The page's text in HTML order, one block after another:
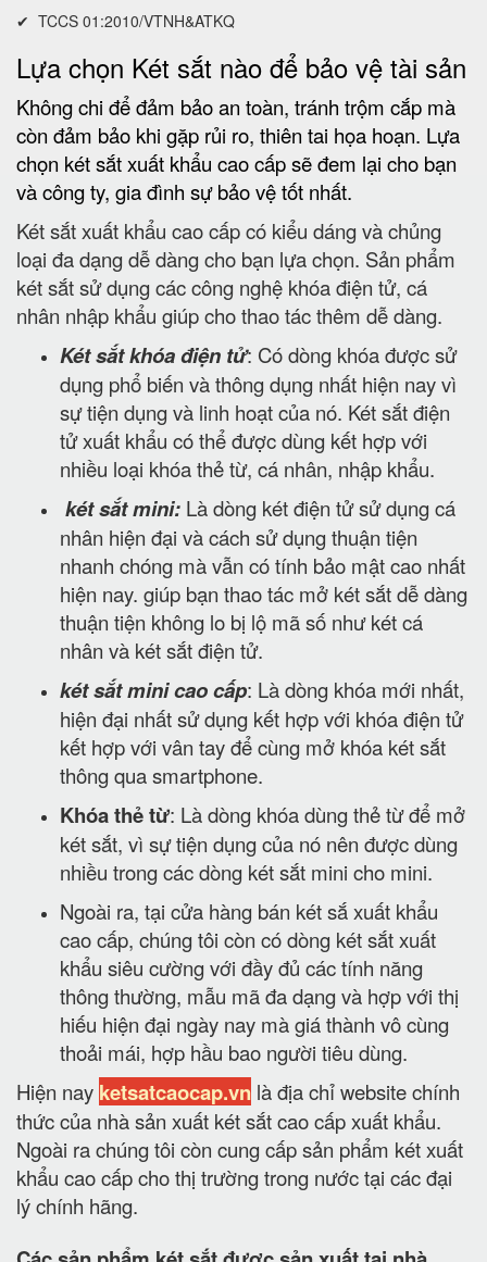
✔ TCCS 01:2010/VTNH&ATKQ
Lựa chọn Két sắt nào để bảo vệ tài sản
Không chi để đảm bảo an toàn, tránh trộm cắp mà
còn đảm bảo khi gặp rủi ro, thiên tai họa hoạn. Lựa
chọn két sắt xuất khẩu cao cấp sẽ đem lại cho bạn
và công ty, gia đình sự bảo vệ tốt nhất.
Két sắt xuất khẩu cao cấp có kiểu dáng và chủng
loại đa dạng dễ dàng cho bạn lựa chọn. Sản phẩm
két sắt sử dụng các công nghệ khóa điện tử, cá
nhân nhập khẩu giúp cho thao tác thêm dễ dàng.
Két sắt khóa điện tử: Có dòng khóa được sử
dụng phổ biến và thông dụng nhất hiện nay vì
sự tiện dụng và linh hoạt của nó. Két sắt điện
tử xuất khẩu có thể được dùng kết hợp với
nhiều loại khóa thẻ từ, cá nhân, nhập khẩu.
két sắt mini: Là dòng két điện tử sử dụng cá
nhân hiện đại và cách sử dụng thuận tiện
nhanh chóng mà vẫn có tính bảo mật cao nhất
hiện nay. giúp bạn thao tác mở két sắt dễ dàng
thuận tiện không lo bị lộ mã số như két cá
nhân và két sắt điện tử.
két sắt mini cao cấp: Là dòng khóa mới nhất,
hiện đại nhất sử dụng kết hợp với khóa điện tử
kết hợp với vân tay để cùng mở khóa két sắt
thông qua smartphone.
Khóa thẻ từ: Là dòng khóa dùng thẻ từ để mở
két sắt, vì sự tiện dụng của nó nên được dùng
nhiều trong các dòng két sắt mini cho mini.
Ngoài ra, tại cửa hàng bán két sắ xuất khẩu
cao cấp, chúng tôi còn có dòng két sắt xuất
khẩu siêu cường với đầy đủ các tính năng
thông thường, mẫu mã đa dạng và hợp với thị
hiếu hiện đại ngày nay mà giá thành vô cùng
thoải mái, hợp hầu bao người tiêu dùng.
Hiện nay ketsatcaocap.vn là địa chỉ website chính
thức của nhà sản xuất két sắt cao cấp xuất khẩu.
Ngoài ra chúng tôi còn cung cấp sản phẩm két xuất
khẩu cao cấp cho thị trường trong nước tại các đại
lý chính hãng.